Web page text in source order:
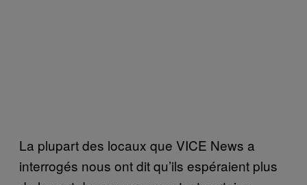
La plupart des locaux que VICE News a
interrogés nous ont dit qu’ils espéraient plus